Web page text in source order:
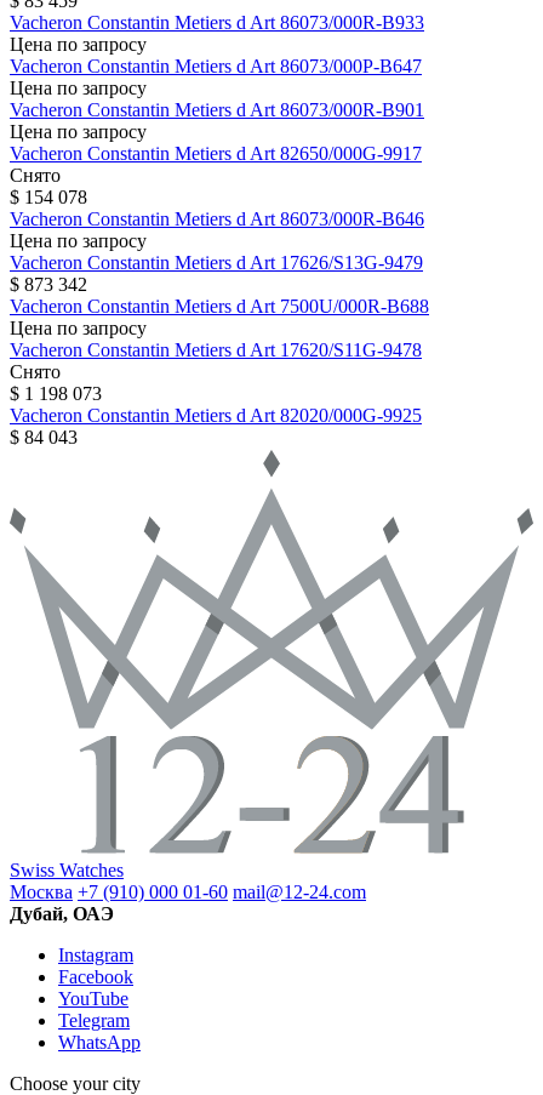
Vacheron Constantin Metiers d Art 86073/000R-B933
Цена по запросу
Vacheron Constantin Metiers d Art 86073/000P-B647
Цена по запросу
Vacheron Constantin Metiers d Art 86073/000R-B901
Цена по запросу
Vacheron Constantin Metiers d Art 82650/000G-9917
Снято
$ 154 078
Vacheron Constantin Metiers d Art 86073/000R-B646
Цена по запросу
Vacheron Constantin Metiers d Art 17626/S13G-9479
$ 873 342
Vacheron Constantin Metiers d Art 7500U/000R-B688
Цена по запросу
Vacheron Constantin Metiers d Art 17620/S11G-9478
Снято
$ 1 198 073
Vacheron Constantin Metiers d Art 82020/000G-9925
$ 84 043
Swiss Watches
Москва +7 (910) 000 01-60 mail@12-24.com
Дубай, ОАЭ
Instagram
Facebook
YouTube
Telegram
WhatsApp
Choose your city